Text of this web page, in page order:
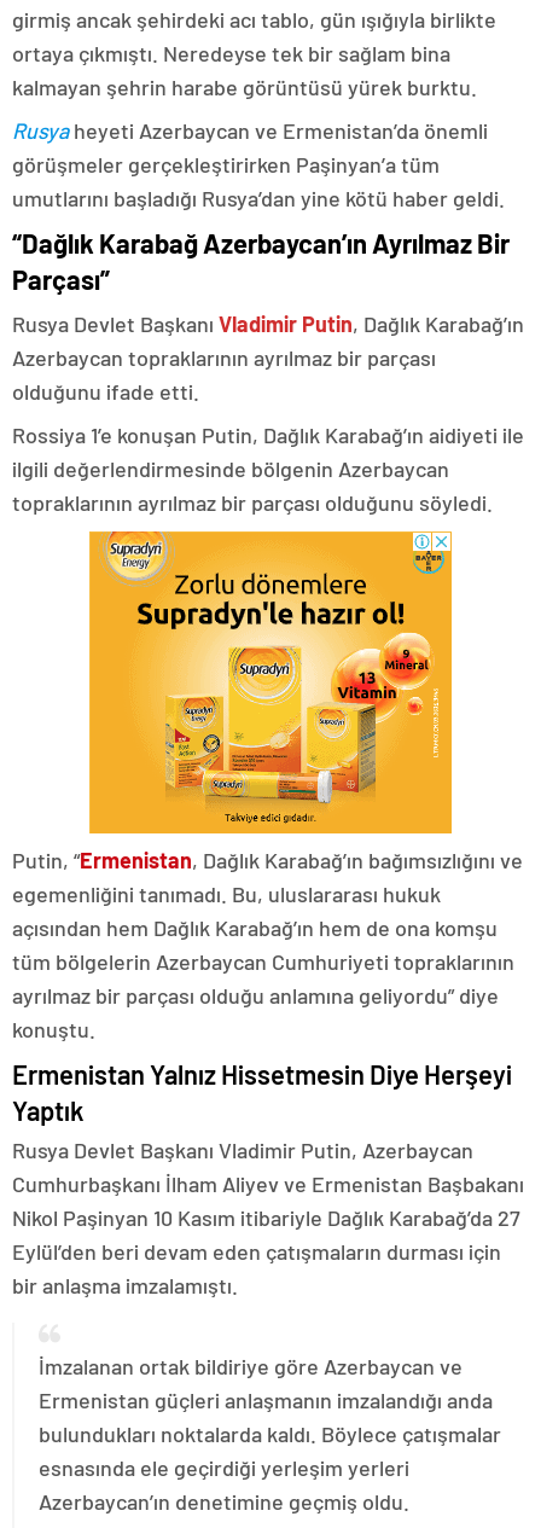
girmiş ancak şehirdeki acı tablo, gün ışığıyla birlikte
ortaya çıkmıştı. Neredeyse tek bir sağlam bina
kalmayan şehrin harabe görüntüsü yürek burktu.
Rusyaheyeti Azerbaycan ve Ermenistan’da önemli
görüşmeler gerçekleştirirken Paşinyan’a tüm
umutlarını başladığı Rusya’dan yine kötü haber geldi.
“Dağlık Karabağ Azerbaycan’ın Ayrılmaz Bir
Parçası”
Rusya Devlet Başkanı Vladimir Putin, Dağlık Karabağ’ın
Azerbaycan topraklarının ayrılmaz bir parçası
olduğunu ifade etti.
Rossiya 1’e konuşan Putin, Dağlık Karabağ’ın aidiyeti ile
ilgili değerlendirmesinde bölgenin Azerbaycan
topraklarının ayrılmaz bir parçası olduğunu söyledi.
Putin, “Ermenistan, Dağlık Karabağ’ın bağımsızlığını ve
egemenliğini tanımadı. Bu, uluslararası hukuk
açısından hem Dağlık Karabağ’ın hem de ona komşu
tüm bölgelerin Azerbaycan Cumhuriyeti topraklarının
ayrılmaz bir parçası olduğu anlamına geliyordu” diye
konuştu.
Ermenistan Yalnız Hissetmesin Diye Herşeyi
Yaptık
Rusya Devlet Başkanı Vladimir Putin, Azerbaycan
Cumhurbaşkanı İlham Aliyev ve Ermenistan Başbakanı
Nikol Paşinyan 10 Kasım itibariyle Dağlık Karabağ’da 27
Eylül’den beri devam eden çatışmaların durması için
bir anlaşma imzalamıştı.
İmzalanan ortak bildiriye göre Azerbaycan ve
Ermenistan güçleri anlaşmanın imzalandığı anda
bulundukları noktalarda kaldı. Böylece çatışmalar
esnasında ele geçirdiği yerleşim yerleri
Azerbaycan’ın denetimine geçmiş oldu.